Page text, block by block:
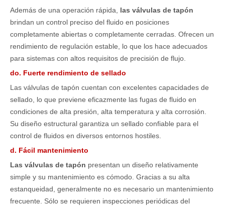
Además de una operación rápida, las válvulas de tapón
brindan un control preciso del fluido en posiciones
completamente abiertas o completamente cerradas. Ofrecen un
rendimiento de regulación estable, lo que los hace adecuados
para sistemas con altos requisitos de precisión de flujo.
do. Fuerte rendimiento de sellado
Las válvulas de tapón cuentan con excelentes capacidades de
sellado, lo que previene eficazmente las fugas de fluido en
condiciones de alta presión, alta temperatura y alta corrosión.
Su diseño estructural garantiza un sellado confiable para el
control de fluidos en diversos entornos hostiles.
d. Fácil mantenimiento
Las válvulas de tapón presentan un diseño relativamente
simple y su mantenimiento es cómodo. Gracias a su alta
estanqueidad, generalmente no es necesario un mantenimiento
frecuente. Sólo se requieren inspecciones periódicas del